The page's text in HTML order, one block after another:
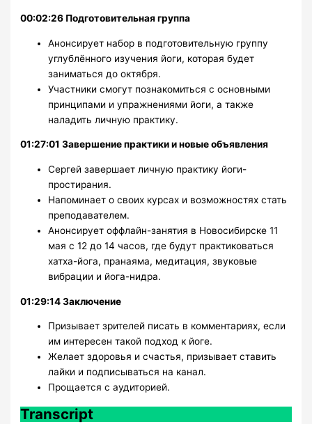
00:02:26 Подготовительная группа
Анонсирует набор в подготовительную группу
углублённого изучения йоги, которая будет
заниматься до октября.
Участники смогут познакомиться с основными
принципами и упражнениями йоги, а также
наладить личную практику.
01:27:01 Завершение практики и новые объявления
Сергей завершает личную практику йоги-
простирания.
Напоминает о своих курсах и возможностях стать
преподавателем.
Анонсирует оффлайн-занятия в Новосибирске 11
мая с 12 до 14 часов, где будут практиковаться
хатха-йога, пранаяма, медитация, звуковые
вибрации и йога-нидра.
01:29:14 Заключение
Призывает зрителей писать в комментариях, если
им интересен такой подход к йоге.
Желает здоровья и счастья, призывает ставить
лайки и подписываться на канал.
Прощается с аудиторией.
Transcript